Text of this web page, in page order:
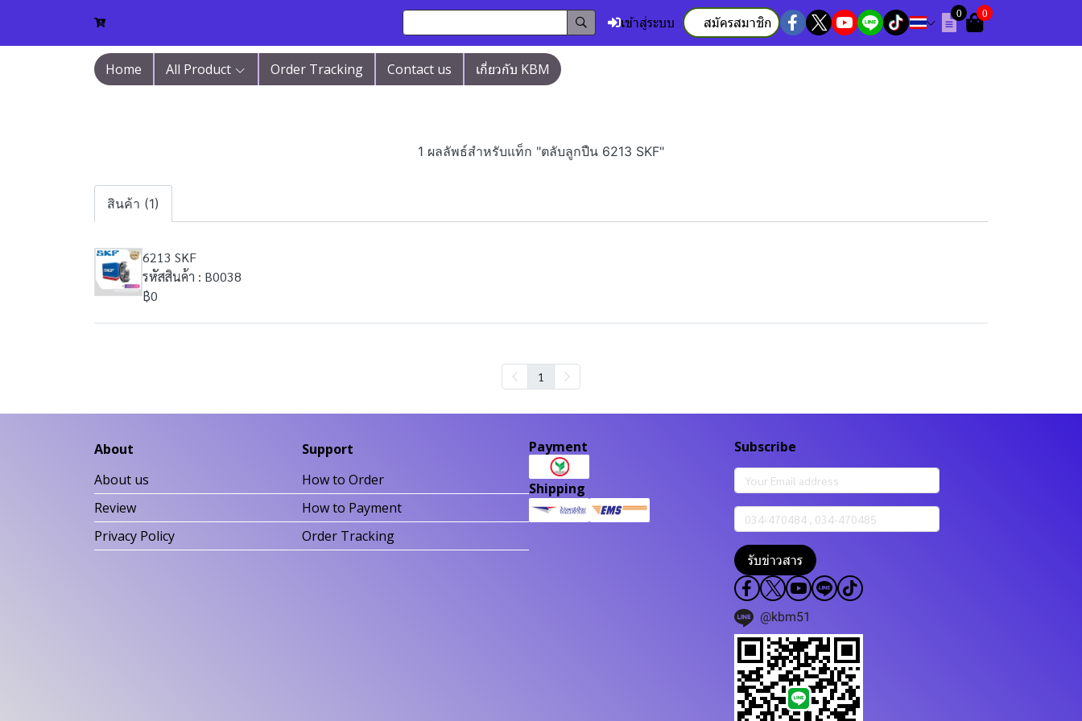
เข้าสู่ระบบ สมัครสมาชิก
0 0
Home All Product Order Tracking Contact us เกี่ยวกับ KBM
1 ผลลัพธ์สำหรับแท็ก "ตลับลูกปืน 6213 SKF"
สินค้า (1)
6213 SKF
รหัสสินค้า : B0038
฿0
1
About
About us
Review
Privacy Policy
Support
How to Order
How to Payment
Order Tracking
Payment
Shipping
Subscribe
รับข่าวสาร
@kbm51